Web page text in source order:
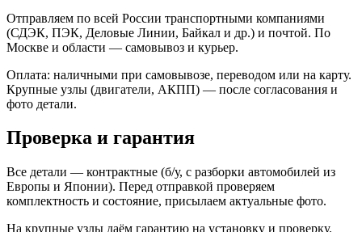
Отправляем по всей России транспортными компаниями
(СДЭК, ПЭК, Деловые Линии, Байкал и др.) и почтой. По
Москве и области — самовывоз и курьер.
Оплата: наличными при самовывозе, переводом или на карту.
Крупные узлы (двигатели, АКПП) — после согласования и
фото детали.
Проверка и гарантия
Все детали — контрактные (б/у, с разборки автомобилей из
Европы и Японии). Перед отправкой проверяем
комплектность и состояние, присылаем актуальные фото.
На крупные узлы даём гарантию на установку и проверку.